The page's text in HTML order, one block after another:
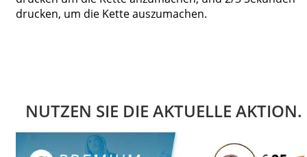
drucken, um die Kette auszumachen.
NUTZEN SIE DIE AKTUELLE AKTION.